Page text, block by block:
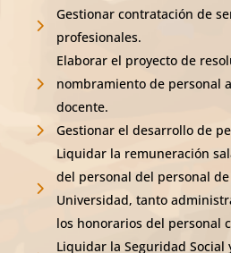
Gestionar contratación de
profesionales.
Elaborar el proyecto de
nombramiento de personal
docente.
Gestionar el desarrollo de
Liquidar la remuneración
del personal del personal
Universidad, tanto
los honorarios del personal
Liquidar la Seguridad Social